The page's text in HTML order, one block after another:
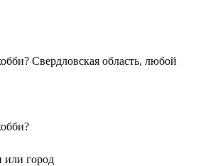
Свердловская область, любой
или город